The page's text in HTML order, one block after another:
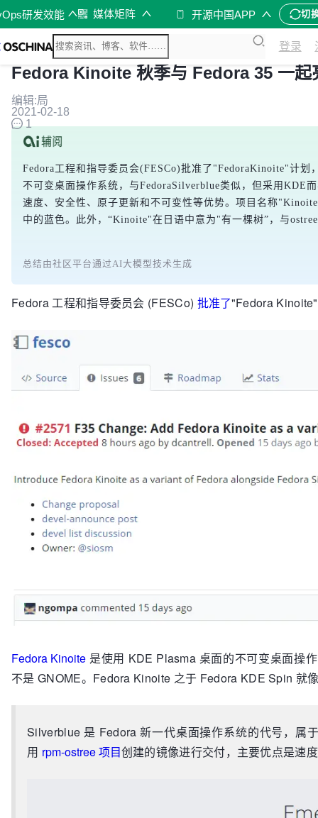
研发效能 媒体矩阵 开源中国APP 切
登录
Fedora Kinoite 秋季与 Fedora 35 一起
编辑:局
2021-02-18
1
Fedora工程和指导委员会(FESCo)批准了"FedoraKinoite"计划
不可变桌面操作系统，与FedoraSilverblue类似，但采用KDE
速度、安全性、原子更新和不可变性等优势。项目名称
中的蓝色。此外，“Kinoite"在日语中意为"有一棵树”，与
总结由社区平台通过AI大模型技术生成
Fedora 工程和指导委员会 (FESCo) 批准了"Fedora
Fedora Kinoite 是使用 KDE Plasma 桌面的不可变桌面操
不是 GNOME。Fedora Kinoite 之于 Fedora KDE Spin 就
Silverblue 是 Fedora 新一代桌面操作系统的代号，属
用 rpm-ostree 项目创建的镜像进行交付，主要优点是速